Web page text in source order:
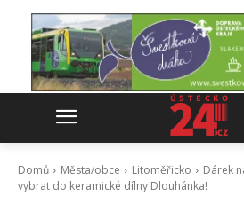
Domů Města/obce Litoměřicko
Dárek
vybrat do keramické dílny Dlouhánka!